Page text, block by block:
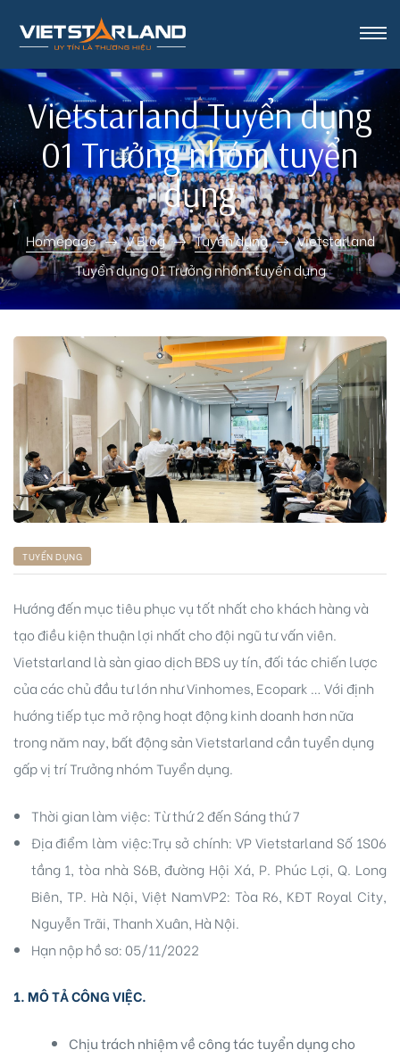
Vietstarland Tuyển dụng
01 Trưởng nhóm tuyển
dụng
Homepage V Blog Tuyển dụng
Vietstarland
Tuyển dụng 01 Trưởng nhóm tuyển dụng
TUYỂN DỤNG
Hướng đến mục tiêu phục vụ tốt nhất cho khách hàng và
tạo điều kiện thuận lợi nhất cho đội ngũ tư vấn viên.
Vietstarland là sàn giao dịch BĐS uy tín, đối tác chiến lược
của các chủ đầu tư lớn như Vinhomes, Ecopark … Với định
hướng tiếp tục mở rộng hoạt động kinh doanh hơn nữa
trong năm nay, bất động sản Vietstarland cần tuyển dụng
gấp vị trí Trưởng nhóm Tuyển dụng.
Thời gian làm việc: Từ thứ 2 đến Sáng thứ 7
Địa điểm làm việc:Trụ sở chính: VP Vietstarland Số 1S06
tầng 1, tòa nhà S6B, đường Hội Xá, P. Phúc Lợi, Q. Long
Biên, TP. Hà Nội, Việt NamVP2: Tòa R6, KĐT Royal City,
Nguyễn Trãi, Thanh Xuân, Hà Nội.
Hạn nộp hồ sơ: 05/11/2022
1. MÔ TẢ CÔNG VIỆC.
Chịu trách nhiệm về công tác tuyển dụng cho
Vinh